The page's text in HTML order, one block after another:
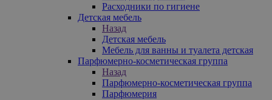
Расходники по гигиене
Детская мебель
Назад
Детская мебель
Мебель для ванны и туалета детская
Парфюмерно-косметическая группа
Назад
Парфюмерно-косметическая группа
Парфюмерия